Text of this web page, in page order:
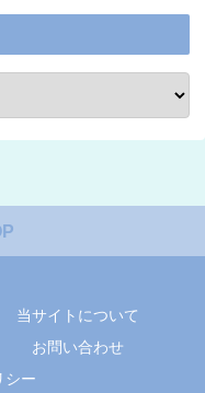
当サイトについて
お問い合わせ
シー